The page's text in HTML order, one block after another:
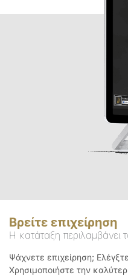
Βρείτε επιχείρηση
Η κατάταξη περιλαμβάνει
Ψάχνετε επιχείρηση;
Χρησιμοποιήστε την